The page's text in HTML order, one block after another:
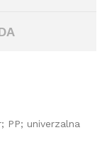
PP; univerzalna